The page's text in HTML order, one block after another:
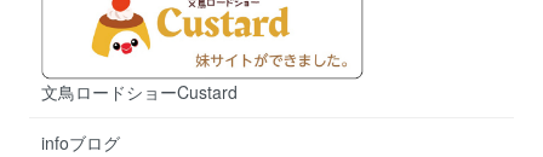
文鳥ロードショーCustard
infoブログ